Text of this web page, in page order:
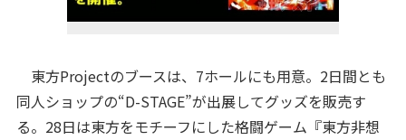
東方Projectのブースは、7ホールにも用意。2日間とも
同人ショップの“D-STAGE”が出展してグッズを販売す
る。28日は東方をモチーフにした格闘ゲーム『東方非想